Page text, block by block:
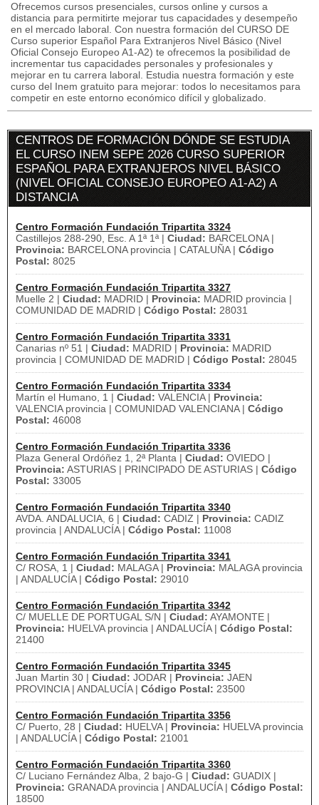
Ofrecemos cursos presenciales, cursos online y cursos a
distancia para permitirte mejorar tus capacidades y desempeño
en el mercado laboral. Con nuestra formación del CURSO DE
Curso superior Español Para Extranjeros Nivel Básico (Nivel
Oficial Consejo Europeo A1-A2) te ofrecemos la posibilidad de
incrementar tus capacidades personales y profesionales y
mejorar en tu carrera laboral. Estudia nuestra formación y este
curso del Inem gratuito para mejorar: todos lo necesitamos para
competir en este entorno económico difícil y globalizado.
CENTROS DE FORMACIÓN DÓNDE SE ESTUDIA
EL CURSO INEM SEPE 2026 CURSO SUPERIOR
ESPAÑOL PARA EXTRANJEROS NIVEL BÁSICO
(NIVEL OFICIAL CONSEJO EUROPEO A1-A2) A
DISTANCIA
Centro Formación Fundación Tripartita 3324
Castillejos 288-290, Esc. A 1ª 1ª | Ciudad: BARCELONA |
Provincia: BARCELONA provincia | CATALUÑA | Código
Postal: 8025
Centro Formación Fundación Tripartita 3327
Muelle 2 | Ciudad: MADRID | Provincia: MADRID provincia |
COMUNIDAD DE MADRID | Código Postal: 28031
Centro Formación Fundación Tripartita 3331
Canarias nº 51 | Ciudad: MADRID | Provincia: MADRID
provincia | COMUNIDAD DE MADRID | Código Postal: 28045
Centro Formación Fundación Tripartita 3334
Martín el Humano, 1 | Ciudad: VALENCIA | Provincia:
VALENCIA provincia | COMUNIDAD VALENCIANA | Código
Postal: 46008
Centro Formación Fundación Tripartita 3336
Plaza General Ordóñez 1, 2ª Planta | Ciudad: OVIEDO |
Provincia: ASTURIAS | PRINCIPADO DE ASTURIAS | Código
Postal: 33005
Centro Formación Fundación Tripartita 3340
AVDA. ANDALUCIA, 6 | Ciudad: CADIZ | Provincia: CADIZ
provincia | ANDALUCÍA | Código Postal: 11008
Centro Formación Fundación Tripartita 3341
C/ ROSA, 1 | Ciudad: MALAGA | Provincia: MALAGA provincia
| ANDALUCÍA | Código Postal: 29010
Centro Formación Fundación Tripartita 3342
C/ MUELLE DE PORTUGAL S/N | Ciudad: AYAMONTE |
Provincia: HUELVA provincia | ANDALUCÍA | Código Postal:
21400
Centro Formación Fundación Tripartita 3345
Juan Martin 30 | Ciudad: JODAR | Provincia: JAEN
PROVINCIA | ANDALUCÍA | Código Postal: 23500
Centro Formación Fundación Tripartita 3356
C/ Puerto, 28 | Ciudad: HUELVA | Provincia: HUELVA provincia
| ANDALUCÍA | Código Postal: 21001
Centro Formación Fundación Tripartita 3360
C/ Luciano Fernández Alba, 2 bajo-G | Ciudad: GUADIX |
Provincia: GRANADA provincia | ANDALUCÍA | Código Postal:
18500